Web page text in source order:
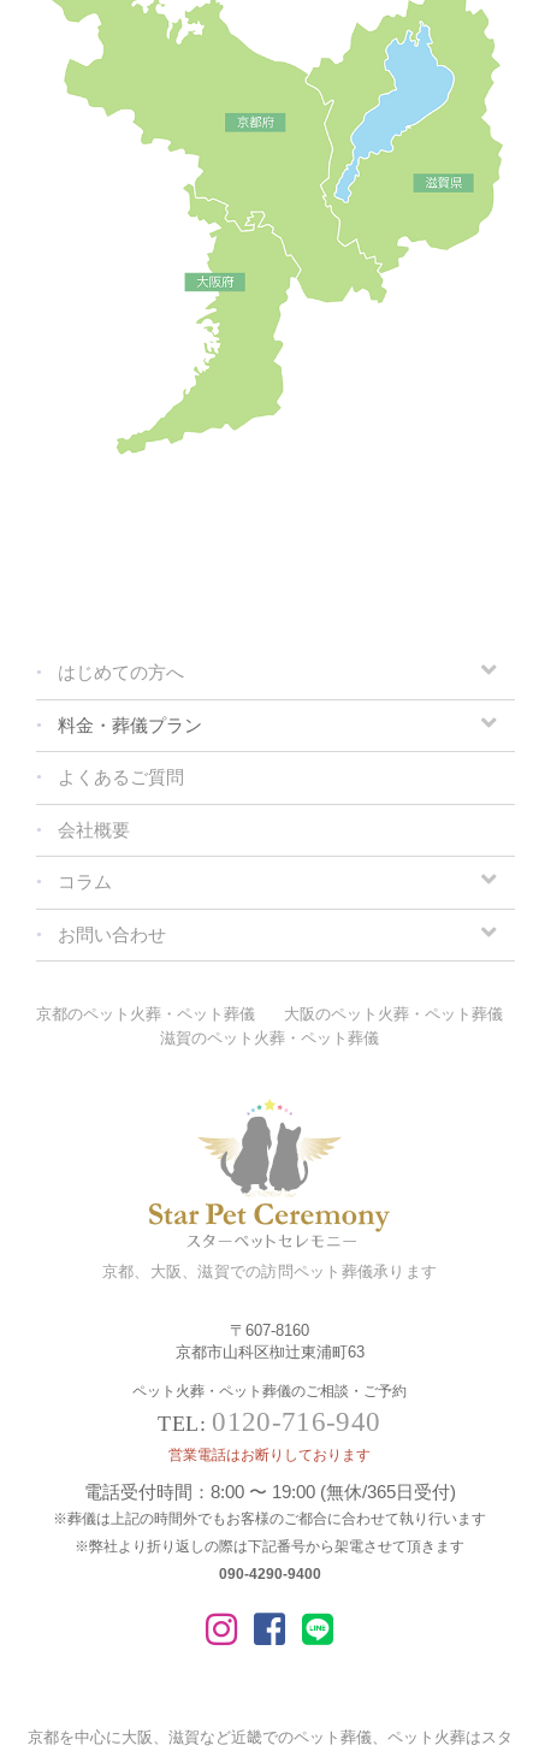
京都、大阪、滋賀での訪問ペット葬儀承ります
〒607-8160
京都市山科区椥辻東浦町63
ペット火葬・ペット葬儀のご相談・ご予約
TEL: 0120-716-940
営業電話はお断りしております
電話受付時間：8:00 〜 19:00 (無休/365日受付)
※葬儀は上記の時間外でもお客様のご都合に合わせて執り行います
※弊社より折り返しの際は下記番号から架電させて頂きます
090-4290-9400
はじめての方へ
料金・葬儀プラン
よくあるご質問
会社概要
コラム
お問い合わせ
京都のペット火葬・ペット葬儀
大阪のペット火葬・ペット葬儀
滋賀のペット火葬・ペット葬儀
京都を中心に大阪、滋賀など近畿でのペット葬儀、ペット火葬はスタ